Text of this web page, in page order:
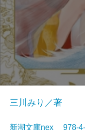
三川みり／著
新潮文庫nex 978-